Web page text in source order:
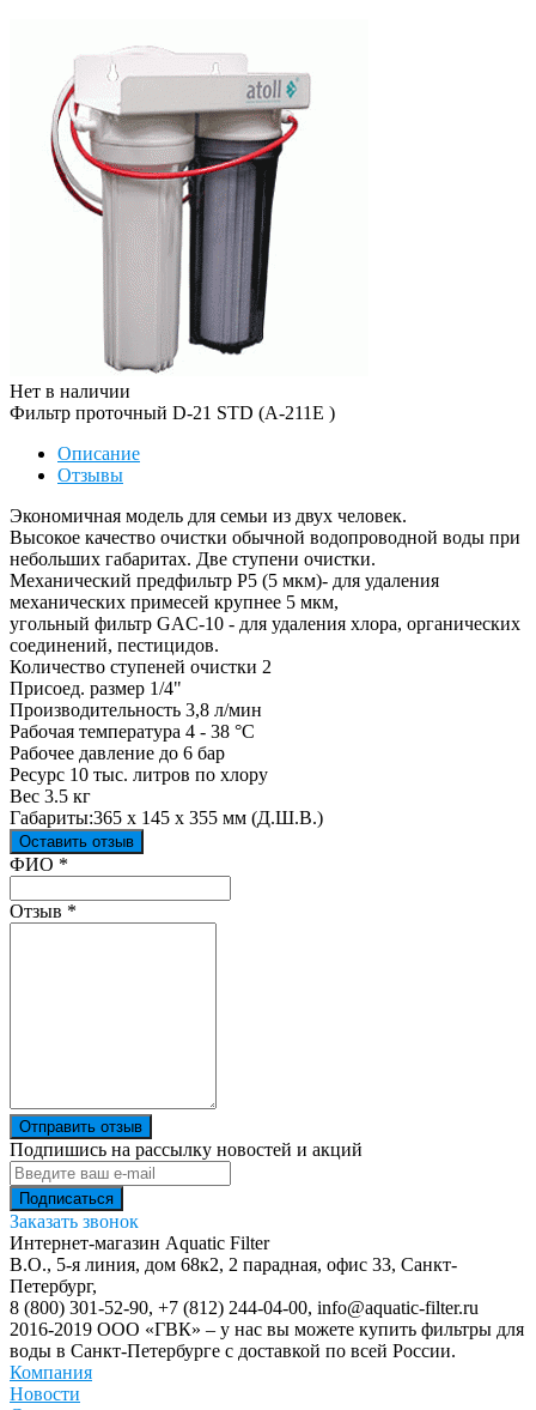
Нет в наличии
Фильтр проточный D-21 STD (A-211E )
Описание
Отзывы
Экономичная модель для семьи из двух человек.
Высокое качество очистки обычной водопроводной воды при
небольших габаритах. Две ступени очистки.
Механический предфильтр P5 (5 мкм)- для удаления
механических примесей крупнее 5 мкм,
угольный фильтр GAC-10 - для удаления хлора, органических
соединений, пестицидов.
Количество ступеней очистки 2
Присоед. размер 1/4"
Производительность 3,8 л/мин
Рабочая температура 4 - 38 °С
Рабочее давление до 6 бар
Ресурс 10 тыс. литров по хлору
Вес 3.5 кг
Габариты:365 х 145 х 355 мм (Д.Ш.В.)
Оставить отзыв
Ваш отзыв был отправлен!
ФИО *
Отзыв *
Отправить отзыв
Подпишись на рассылку новостей и акций
Заказать звонок
Интернет-магазин Aquatic Filter
В.О., 5-я линия, дом 68к2, 2 парадная, офис 33, Санкт-
Петербург,
8 (800) 301-52-90, +7 (812) 244-04-00, info@aquatic-filter.ru
2016-2019 ООО «ГВК» – у нас вы можете купить фильтры для
воды в Санкт-Петербурге с доставкой по всей России.
Компания
Новости